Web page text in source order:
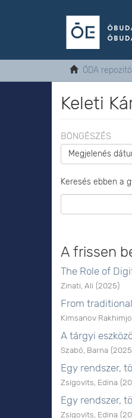
ÓDA
Keleti
BÖNGÉSZÉS
Megjelenés
Keresés ebben a
A frissen
The Role of
Zinati, Ali (2025)
From
Kimsanov
A tárgyi
Szabó, Barna (2025
Egy rendszer,
Zsigovits, Edina (
Egy rendszer,
Zsigovits, Edina (